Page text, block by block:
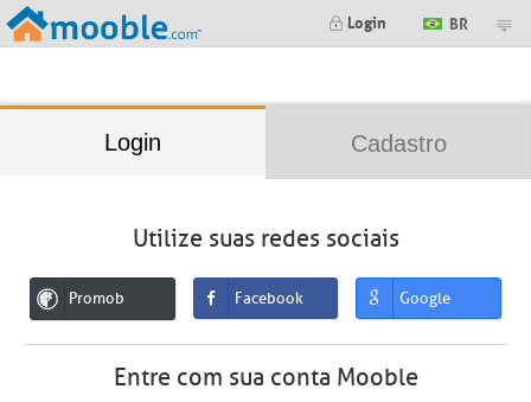
Login BR
Login Cadastro
Utilize suas redes sociais
Promob Facebook Google
Entre com sua conta Mooble